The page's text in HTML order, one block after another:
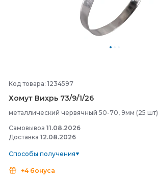
Код товара: 1234597
Хомут Вихрь 73/9/1/26
металлический червячный 50-70, 9мм (25 шт)
Самовывоз 11.08.2026
Доставка 12.08.2026
Способы получения
+4 бонуса